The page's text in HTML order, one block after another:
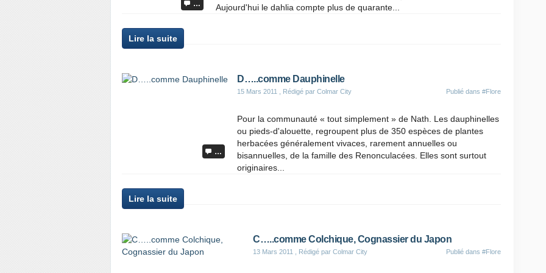
…
Aujourd'hui le dahlia compte plus de quarante...
Lire la suite
…
D…..comme Dauphinelle
15 Mars 2011 , Rédigé par Colmar City Publié dans #Flore
Pour la communauté « tout simplement » de Nath. Les dauphinelles
ou pieds-d'alouette, regroupent plus de 350 espèces de plantes
herbacées généralement vivaces, rarement annuelles ou
bisannuelles, de la famille des Renonculacées. Elles sont surtout
originaires...
Lire la suite
C…..comme Colchique, Cognassier du Japon
13 Mars 2011 , Rédigé par Colmar City Publié dans #Flore